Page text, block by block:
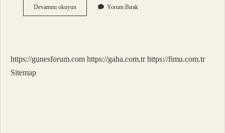
Devamını okuyunBaldıran
Otu
Yorum Bırak
https://gunesforum.com https://gaha.com.tr https://fimu.com.tr
Sitemap